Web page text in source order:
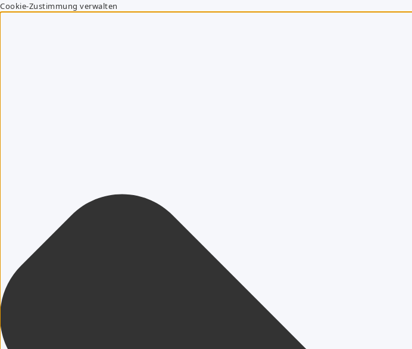
Cookie-Zustimmung verwalten